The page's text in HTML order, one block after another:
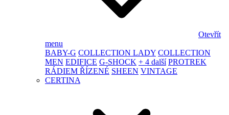
Otevřít
menu
BABY-G COLLECTION LADY COLLECTION
MEN EDIFICE G-SHOCK + 4 další PROTREK
RÁDIEM ŘÍZENÉ SHEEN VINTAGE
CERTINA